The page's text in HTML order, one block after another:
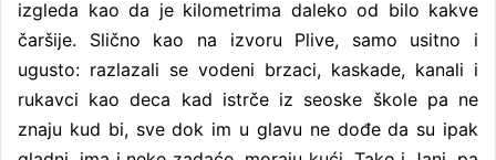
izgleda kao da je kilometrima daleko od bilo kakve
čaršije. Slično kao na izvoru Plive, samo usitno i
ugusto: razlazali se vodeni brzaci, kaskade, kanali i
rukavci kao deca kad istrče iz seoske škole pa ne
znaju kud bi, sve dok im u glavu ne dođe da su ipak